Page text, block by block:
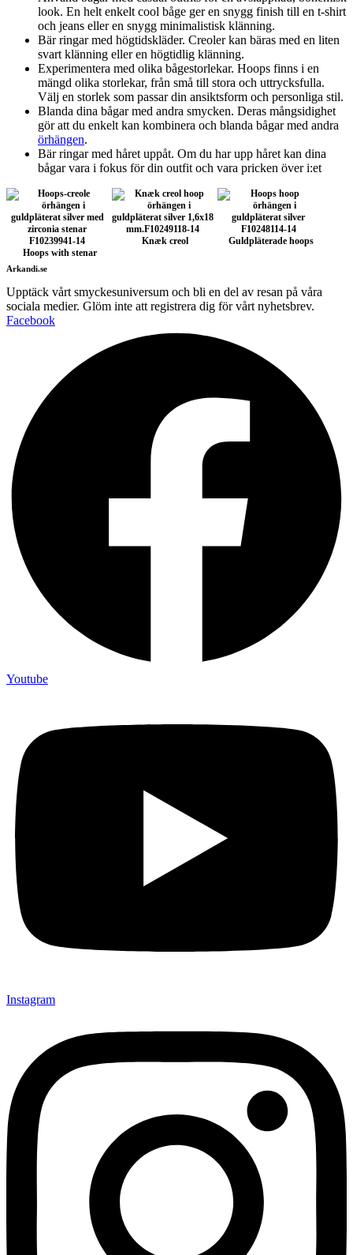
look. En helt enkelt cool båge ger en snygg finish till en t-shirt
och jeans eller en snygg minimalistisk klänning.
Bär ringar med högtidskläder. Creoler kan bäras med en liten
svart klänning eller en högtidlig klänning.
Experimentera med olika bågestorlekar. Hoops finns i en
mängd olika storlekar, från små till stora och uttrycksfulla.
Välj en storlek som passar din ansiktsform och personliga stil.
Blanda dina bågar med andra smycken. Deras mångsidighet
gör att du enkelt kan kombinera och blanda bågar med andra
örhängen.
Bär ringar med håret uppåt. Om du har upp håret kan dina
bågar vara i fokus för din outfit och vara pricken över i:et
Hoops with stenar
Knæk creol Guldpläterade hoops
Arkandi.se
Upptäck vårt smyckesuniversum och bli en del av resan på våra
sociala medier. Glöm inte att registrera dig för vårt nyhetsbrev.
Facebook
Youtube
Instagram